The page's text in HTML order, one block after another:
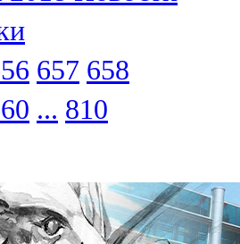
657 658
... 810